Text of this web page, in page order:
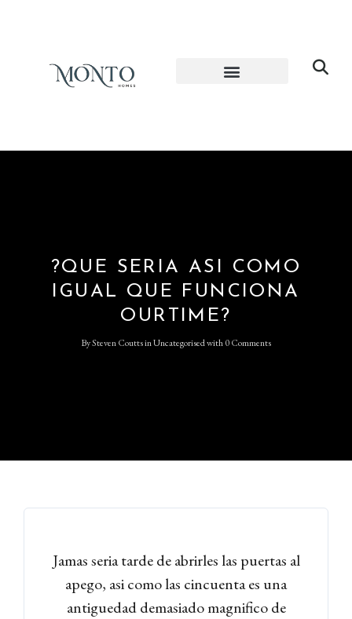
?QUE SERIA ASI COMO
IGUAL QUE FUNCIONA
OURTIME?
BySteven CouttsinUncategorisedwith0 Comments
Jamas seria tarde de abrirles las puertas al
apego, asi como las cincuenta es una
antiguedad demasiado magnifico de